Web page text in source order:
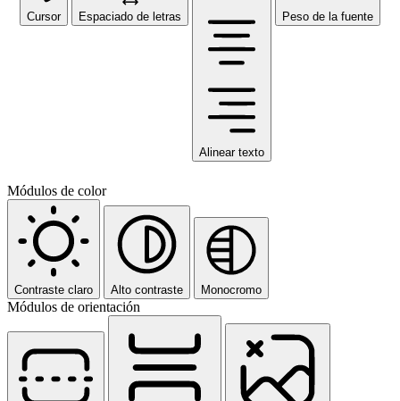
Cursor Espaciado de letras
Alinear texto
Peso de la fuente
Módulos de color
Contraste claro Alto contraste Monocromo
Módulos de orientación